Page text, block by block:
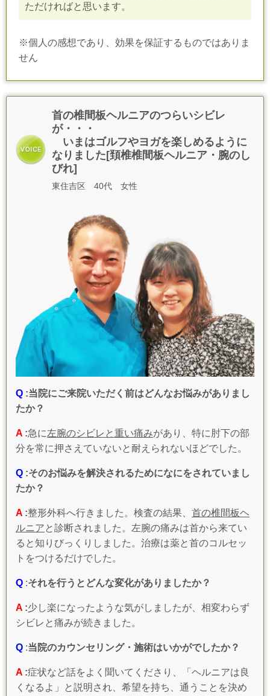
ただければと思います。
※個人の感想であり、効果を保証するものではありま
せん
首の椎間板ヘルニアのつらいシビレ
が・・・
いまはゴルフやヨガを楽しめるように
なりました[頚椎椎間板ヘルニア・腕のし
びれ]
東住吉区 40代 女性
Q :当院にご来院いただく前はどんなお悩みがありまし
たか？
A :急に左腕のシビレと重い痛みがあり、特に肘下の部
分を常に押さえていないと耐えられないほどでした。
Q :そのお悩みを解決されるためになにをされていまし
たか？
A :整形外科へ行きました。検査の結果、 首の椎間板ヘ
ルニア と診断されました。左腕の痛みは首から来てい
ると知りびっくりしました。治療は薬と首のコルセッ
トをつけるだけでした。
Q :それを行うとどんな変化がありましたか？
A :少し楽になったような気がしましたが、相変わらず
シビレと痛みが続きました。
Q :当院のカウンセリング・施術はいかがでしたか？
A :症状など話をよく聞いてくださり、「ヘルニアは良
くなるよ」と説明され、希望を持ち、通うことを決め